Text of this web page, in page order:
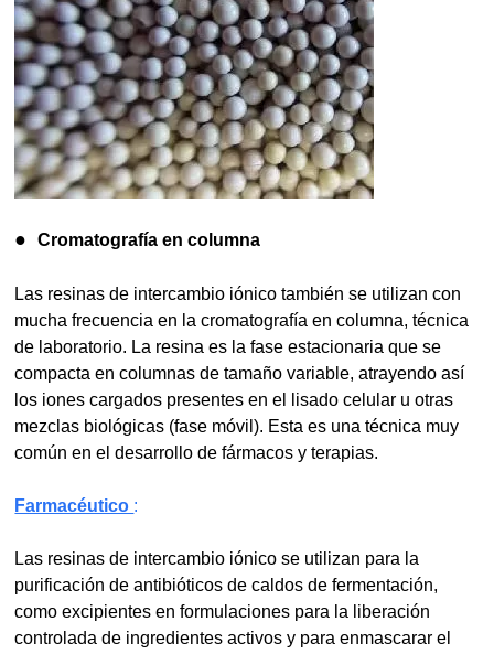
●Cromatografía en columna
Las resinas de intercambio iónico también se utilizan con
mucha frecuencia en la cromatografía en columna, técnica
de laboratorio. La resina es la fase estacionaria que se
compacta en columnas de tamaño variable, atrayendo así
los iones cargados presentes en el lisado celular u otras
mezclas biológicas (fase móvil). Esta es una técnica muy
común en el desarrollo de fármacos y terapias.
Farmacéutico :
Las resinas de intercambio iónico se utilizan para la
purificación de antibióticos de caldos de fermentación,
como excipientes en formulaciones para la liberación
controlada de ingredientes activos y para enmascarar el